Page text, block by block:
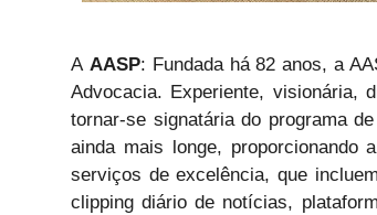
A AASP: Fundada há 82 anos, a
Advocacia. Experiente, visionária,
tornar-se signatária do programa
ainda mais longe,
serviços de excelência, que
clipping diário de notícias,